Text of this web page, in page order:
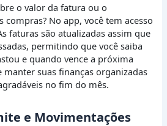
o valor da fatura ou o
compras? No app, você tem acesso
faturas são atualizadas assim que
permitindo que você saiba
e quando vence a próxima
manter suas finanças organizadas
no fim do mês.
e Movimentações